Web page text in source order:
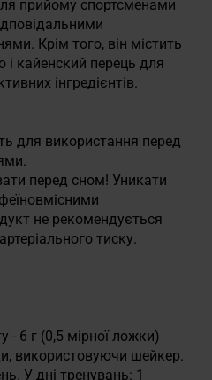
прийому спортсменами
Крім того, він містить
і кайенский перець для
інгредієнтів.
для використання перед
перед сном! Уникати
не рекомендується
тиску.
- 6 г (0,5 мірної ложки)
використовуючи шейкер.
У дні тренувань: 1